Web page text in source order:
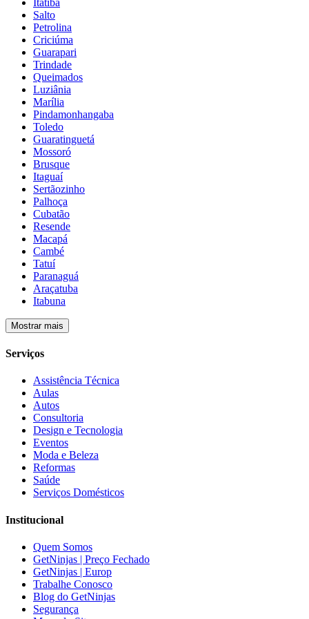
Salto
Petrolina
Criciúma
Guarapari
Trindade
Queimados
Luziânia
Marília
Pindamonhangaba
Toledo
Guaratinguetá
Mossoró
Brusque
Itaguaí
Sertãozinho
Palhoça
Cubatão
Resende
Macapá
Cambé
Tatuí
Paranaguá
Araçatuba
Itabuna
Mostrar mais
Serviços
Assistência Técnica
Aulas
Autos
Consultoria
Design e Tecnologia
Eventos
Moda e Beleza
Reformas
Saúde
Serviços Domésticos
Institucional
Quem Somos
GetNinjas | Preço Fechado
GetNinjas | Europ
Trabalhe Conosco
Blog do GetNinjas
Segurança